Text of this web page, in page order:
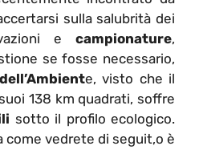
sulla salubrità dei
e campionature,
se fosse necessario,
e, visto che il
138 km quadrati, soffre
sotto il profilo ecologico.
come vedrete di seguit,o è